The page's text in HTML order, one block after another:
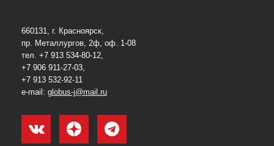
660131, г. Красноярск,
пр. Металлургов, 2ф, оф. 1-08
тел. +7 913 534-80-12,
+7 906 911-27-03,
+7 913 532-92-11
e-mail: globus-j@mail.ru